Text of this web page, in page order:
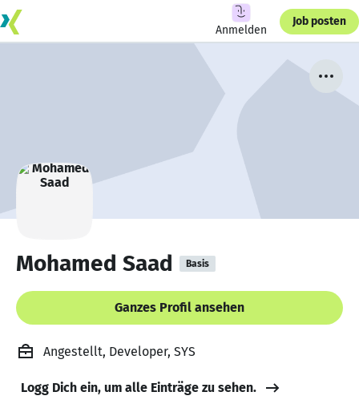
Anmelden
Job posten
Mohamed Saad Basis
Ganzes Profil ansehen
Angestellt, Developer, SYS
Logg Dich ein, um alle Einträge zu sehen.